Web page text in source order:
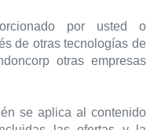
por usted o
de otras tecnologías de
otras empresas
se aplica al contenido